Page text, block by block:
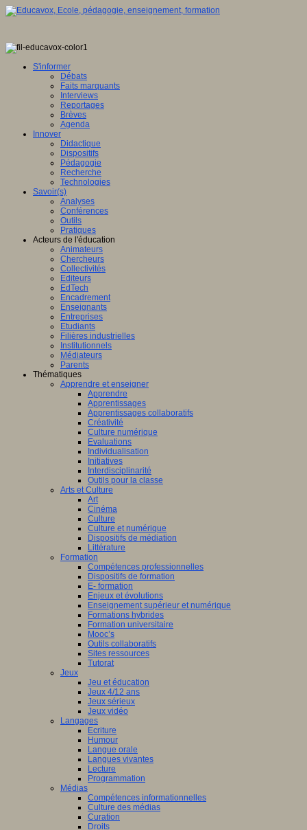
S'informer
Débats
Faits marquants
Interviews
Reportages
Brèves
Agenda
Innover
Didactique
Dispositifs
Pédagogie
Recherche
Technologies
Savoir(s)
Analyses
Conférences
Outils
Pratiques
Acteurs de l'éducation
Animateurs
Chercheurs
Collectivités
Editeurs
EdTech
Encadrement
Enseignants
Entreprises
Etudiants
Filières industrielles
Institutionnels
Médiateurs
Parents
Thématiques
Apprendre et enseigner
Apprendre
Apprentissages
Apprentissages collaboratifs
Créativité
Culture numérique
Evaluations
Individualisation
Initiatives
Interdisciplinarité
Outils pour la classe
Arts et Culture
Art
Cinéma
Culture
Culture et numérique
Dispositifs de médiation
Littérature
Formation
Compétences professionnelles
Dispositifs de formation
E- formation
Enjeux et évolutions
Enseignement supérieur et numérique
Formations hybrides
Formation universitaire
Mooc’s
Outils collaboratifs
Sites ressources
Tutorat
Jeux
Jeu et éducation
Jeux 4/12 ans
Jeux sérieux
Jeux vidéo
Langages
Ecriture
Humour
Langue orale
Langues vivantes
Lecture
Programmation
Médias
Compétences informationnelles
Culture des médias
Curation
Droits